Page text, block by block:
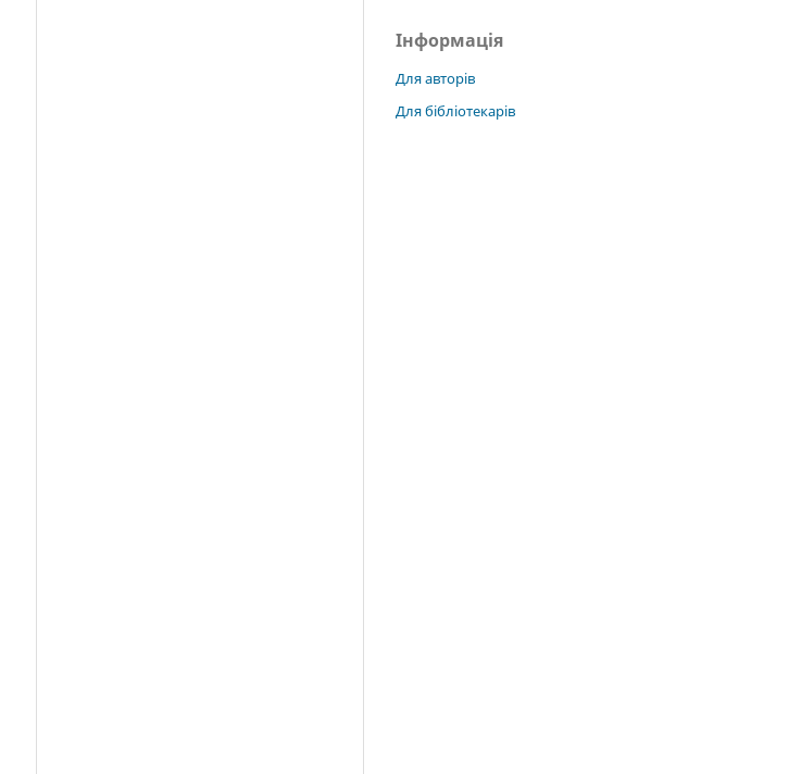
Інформація
Для авторів
Для бібліотекарів